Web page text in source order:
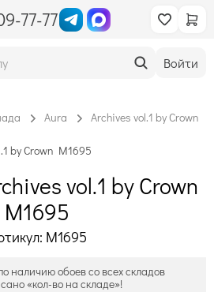
77-77
Войти
Aura Archives vol.1 by Crown
by Crown M1695
vol.1 by Crown
M1695
M1695
наличию обоев со всех складов
«кол-во на складе»!